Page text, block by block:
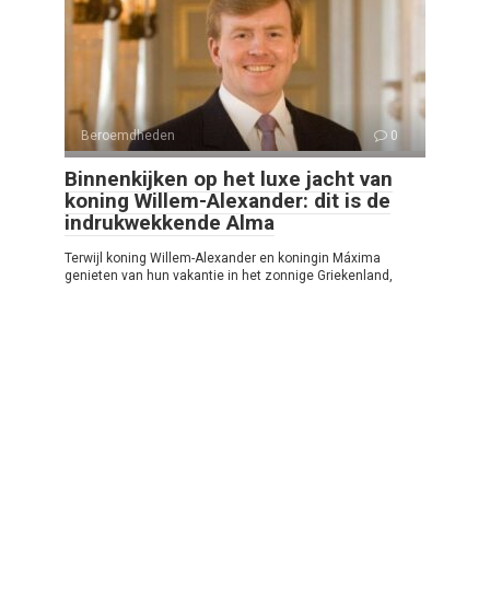
Beroemdheden 0
Binnenkijken op het luxe jacht van
koning Willem-Alexander: dit is de
indrukwekkende Alma
Terwijl koning Willem-Alexander en koningin Máxima
genieten van hun vakantie in het zonnige Griekenland,